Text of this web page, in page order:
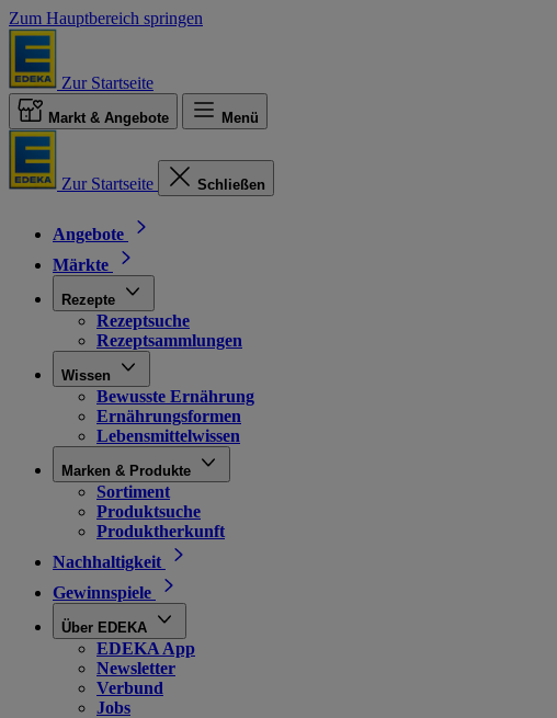
Zum Hauptbereich springen
Zur Startseite
Markt & Angebote Menü
Zur Startseite Schließen
Angebote
Märkte
Rezepte
Rezeptsuche
Rezeptsammlungen
Wissen
Bewusste Ernährung
Ernährungsformen
Lebensmittelwissen
Marken & Produkte
Sortiment
Produktsuche
Produktherkunft
Nachhaltigkeit
Gewinnspiele
Über EDEKA
EDEKA App
Newsletter
Verbund
Jobs